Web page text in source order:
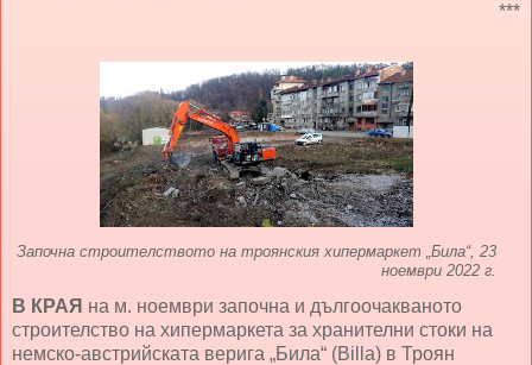
***
Започна строителството на троянския хипермаркет „Била“, 23
ноември 2022 г.
В КРАЯ на м. ноември започна и дългоочакваното
строителство на хипермаркета за хранителни стоки на
немско-австрийската верига „Била“ (Billa) в Троян